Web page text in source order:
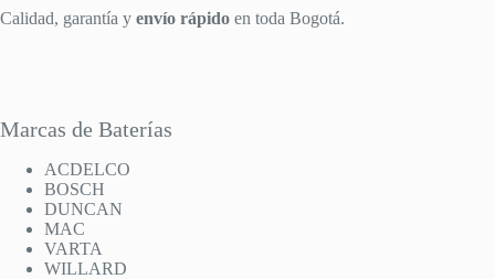
Calidad, garantía y envío rápido en toda Bogotá.
Marcas de Baterías
ACDELCO
BOSCH
DUNCAN
MAC
VARTA
WILLARD